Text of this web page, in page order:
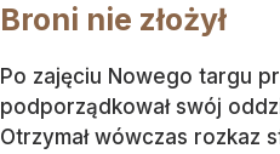
Broni nie złożył
Po zajęciu Nowego targu
podporządkował swój
Otrzymał wówczas rozkaz